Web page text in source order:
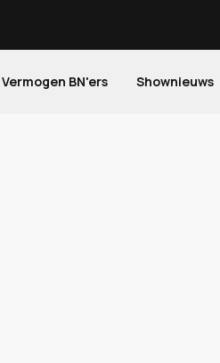
Vermogen BN'ers Shownieuws